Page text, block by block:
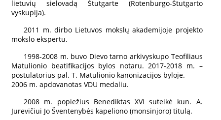
lietuvių sielovadą Štutgarte (Rotenburgo-Štutgarto
vyskupija).
2011 m. dirbo Lietuvos mokslų akademijoje projekto
mokslo ekspertu.
1998-2008 m. buvo Dievo tarno arkivyskupo Teofiliaus
Matulionio beatifikacijos bylos notaru. 2017-2018 m. –
postulatorius pal. T. Matulionio kanonizacijos byloje.
2006 m. apdovanotas VDU medaliu.
2008 m. popiežius Benediktas XVI suteikė kun. A.
Jurevičiui Jo Šventenybės kapeliono (monsinjoro) titulą.